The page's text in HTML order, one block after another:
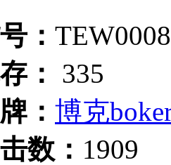
：
：
335
： 博克
数： 1909